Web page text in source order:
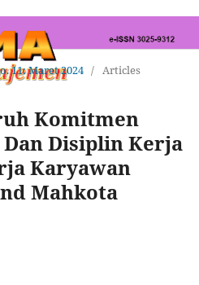
11: Maret 2024 / Articles
Komitmen
Disiplin Kerja
Karyawan
Mahkota